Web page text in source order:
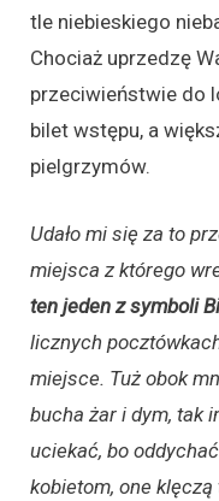
tle niebieskiego
Chociaż uprzedzę
przeciwieństwie do
bilet wstępu, a
pielgrzymów.
Udało mi się za to
miejsca z którego
ten jeden z symboli
licznych
miejsce. Tuż obok
bucha żar i dym, tak
uciekać, bo
kobietom, one